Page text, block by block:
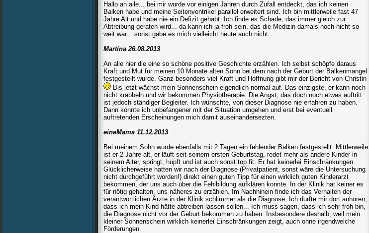
Hallo an alle... bei mir wurde vor einigen Jahren durch Zufall entdeckt, das ich keinen
Balken habe und meine Seitenventrikel parallel erweitert sind. Ich bin mittlerweile fast 47
Jahre Alt und habe nie ein Defizit gehabt. Ich finde es Schade, das immer gleich zur
Abtreibung geraten wird... da kann ich ja froh sein, das die Medizin damals noch nicht so
weit war... sonst gäbe es mich vielleicht heute auch nicht...
Martina 26.08.2013
An alle hier die eine so schöne positive Geschichte erzählen. Ich selbst schöpfe daraus
Kraft und Mut für meinen 10 Monate alten Sohn bei dem nach der Geburt der Balkenmangel
festgestellt wurde. Ganz besonders viel Kraft und Hoffnung gibt mir der Bericht von Christin
Bis jetzt wächst mein Sonnenschein eigendlich normal auf. Das einzigste, er kann noch
nicht krabbeln und wir bekommen Physiotherapie. Die Angst, das doch noch etwas auftritt
ist jedoch ständiger Begleiter. Ich wünschte, von dieser Diagnose nie erfahren zu haben.
Dann könnte ich unbefangener mit der Situation umgehen und erst bei eventuell
auftretenden Erscheinungen mich damit auseinandersezten.
eineMama 11.12.2013
Bei meinem Sohn wurde ebenfalls mit 2 Tagen ein fehlender Balken festgestellt. Mittlerweile
ist er 2 Jahre alt, er läuft seit seinem ersten Geburtstag, redet mehr als andere Kinder in
seinem Alter, springt, hüpft und ist auch sonst top fit. Er hat keinerlei Einschränkungen.
Glücklicherweise hatten wir nach der Diagnose (Privatpatient, sonst wäre die Untersuchung
nicht durchgeführt worden!) direkt einen guten Tipp für einen wirklich guten Kinderarzt
bekommen, der uns auch über die Fehlbildung aufklären konnte. In der Klinik hat keiner es
für nötig gehalten, uns näheres zu erzählen. Im Nachhinein finde ich das Verhalten der
verantwortlichen Ärzte in der Klinik schlimmer als die Diagnose. Ich durfte mir dort anhören,
dass ich mein Kind hätte abtreiben lassen sollen... Ich muss sagen, dass ich sehr froh bin,
die Diagnose nicht vor der Geburt bekommen zu haben. Insbesondere deshalb, weil mein
kleiner Sonnenschein wirklich keinerlei Einschränkungen zeigt, auch ohne irgendwelche
Förderungen.